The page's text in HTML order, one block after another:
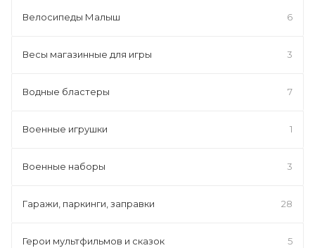
Велосипеды Малыш 6
Весы магазинные для игры 3
Водные бластеры 7
Военные игрушки 1
Военные наборы 3
Гаражи, паркинги, заправки 28
Герои мультфильмов и сказок 5